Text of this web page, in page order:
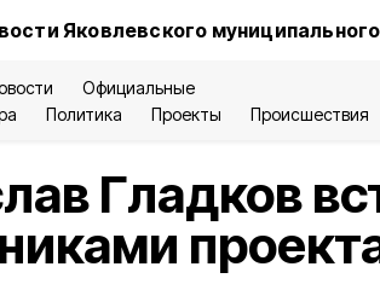
Яковлевского
Официальные
Политика Проекты Происшествия
Гладков